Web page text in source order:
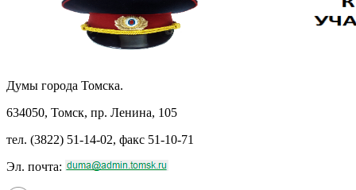
Думы города Томска.
634050, Томск, пр. Ленина, 105
тел. (3822) 51-14-02, факс 51-10-71
Эл. почта: